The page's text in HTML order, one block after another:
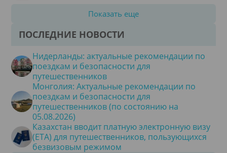
Показать еще
ПОСЛЕДНИЕ НОВОСТИ
Нидерланды: актуальные рекомендации по
поездкам и безопасности для
путешественников
Монголия: Актуальные рекомендации по
поездкам и безопасности для
путешественников (по состоянию на
05.08.2026)
Казахстан вводит платную электронную визу
(ETA) для путешественников, пользующихся
безвизовым режимом